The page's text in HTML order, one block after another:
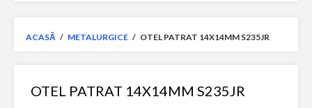
ACASĂ / METALURGICE / OTEL PATRAT 14X14MM S235JR
OTEL PATRAT 14X14MM S235JR